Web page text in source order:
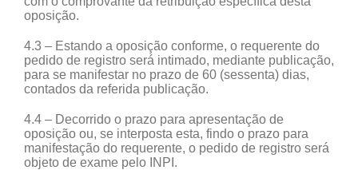
oposição.
4.3 – Estando a oposição conforme, o requerente do
pedido de registro será intimado, mediante publicação,
para se manifestar no prazo de 60 (sessenta) dias,
contados da referida publicação.
4.4 – Decorrido o prazo para apresentação de
oposição ou, se interposta esta, findo o prazo para
manifestação do requerente, o pedido de registro será
objeto de exame pelo INPI.